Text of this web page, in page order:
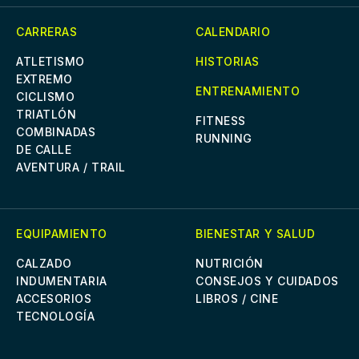
CARRERAS
ATLETISMO
EXTREMO
CICLISMO
TRIATLÓN
COMBINADAS
DE CALLE
AVENTURA / TRAIL
CALENDARIO
HISTORIAS
ENTRENAMIENTO
FITNESS
RUNNING
EQUIPAMIENTO
CALZADO
INDUMENTARIA
ACCESORIOS
TECNOLOGÍA
BIENESTAR Y SALUD
NUTRICIÓN
CONSEJOS Y CUIDADOS
LIBROS / CINE